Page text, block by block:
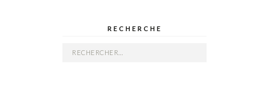
RECHERCHE
Rechercher :